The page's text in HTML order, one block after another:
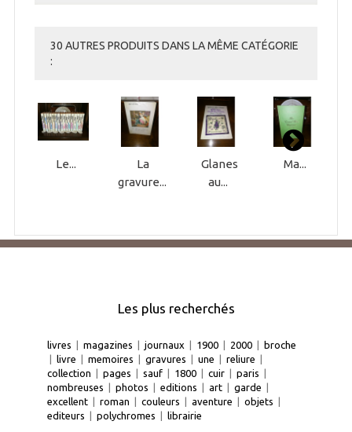
30 AUTRES PRODUITS DANS LA MÊME CATÉGORIE
:
Le...
La
gravure...
Glanes
au...
Ma...
Les plus recherchés
livres | magazines | journaux | 1900 | 2000 | broche
| livre | memoires | gravures | une | reliure |
collection | pages | sauf | 1800 | cuir | paris |
nombreuses | photos | editions | art | garde |
excellent | roman | couleurs | aventure | objets |
editeurs | polychromes | librairie